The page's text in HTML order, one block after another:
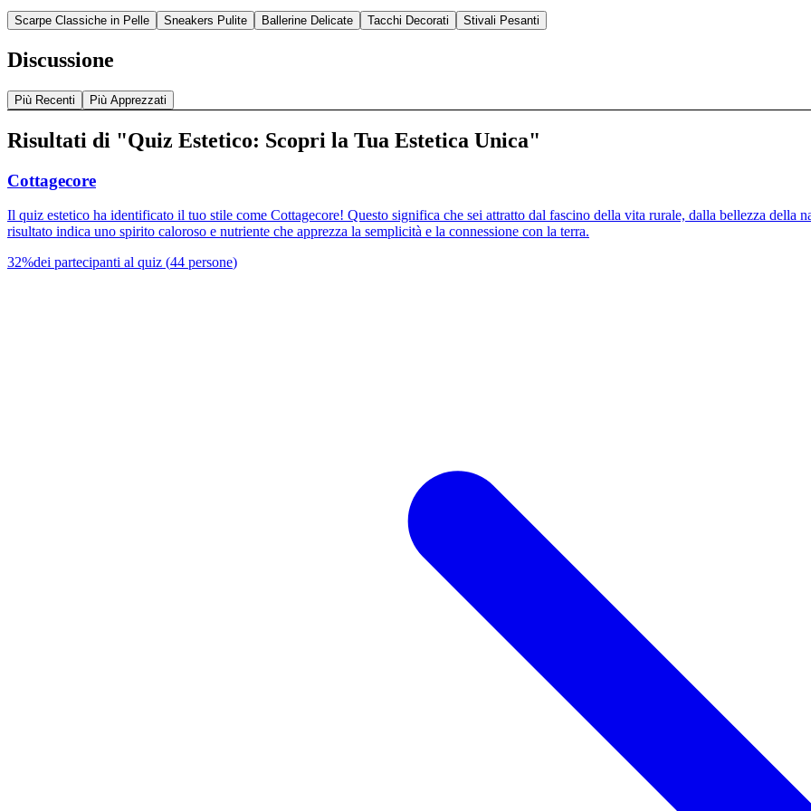
Scarpe Classiche in Pelle Sneakers Pulite Ballerine Delicate Tacchi Decorati Stivali Pesanti
Discussione
Più Recenti Più Apprezzati
Risultati di "Quiz Estetico: Scopri la Tua Estetica Unica"
Cottagecore
Il quiz estetico ha identificato il tuo stile come Cottagecore! Questo significa che sei attratto dal fascino della vita rurale, dalla bellezza della
risultato indica uno spirito caloroso e nutriente che apprezza la semplicità e la connessione con la terra.
32%dei partecipanti al quiz (44 persone)